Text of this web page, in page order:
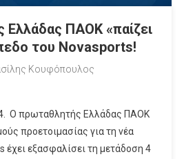
Ελλάδας ΠΑΟΚ «παίζει
του Novasports!
Κουφόπουλος
Ο πρωταθλητής Ελλάδας ΠΑΟΚ
προετοιμασίας για τη νέα
έχει εξασφαλίσει τη μετάδοση 4